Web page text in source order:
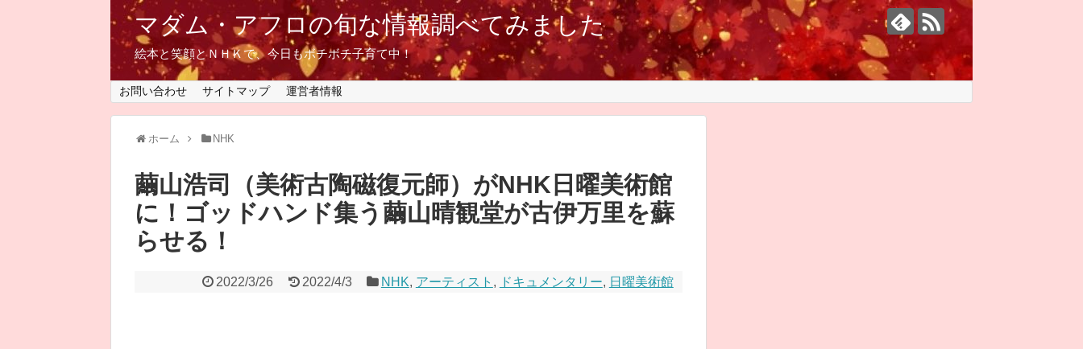
マダム・アフロの旬な情報調べてみました
絵本と笑顔とＮＨＫで、今日もボチボチ子育て中！
お問い合わせ サイトマップ 運営者情報
ホーム NHK
繭山浩司（美術古陶磁復元師）がNHK日曜美術館
に！ゴッドハンド集う繭山晴観堂が古伊万里を蘇
らせる！
2022/3/26 2022/4/3 NHK, アーティスト , ドキュメンタリー, 日曜美術館